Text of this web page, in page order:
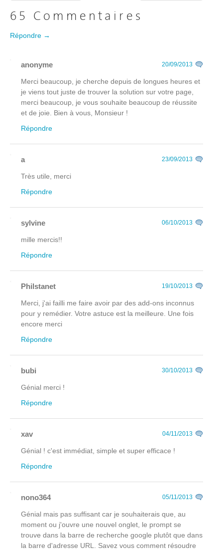
65 Commentaires
Répondre →
anonyme 20/09/2013
Merci beaucoup, je cherche depuis de longues heures et
je viens tout juste de trouver la solution sur votre page,
merci beaucoup, je vous souhaite beaucoup de réussite
et de joie. Bien à vous, Monsieur !
Répondre
a 23/09/2013
Très utile, merci
Répondre
sylvine 06/10/2013
mille mercis!!
Répondre
Philstanet 19/10/2013
Merci, j'ai failli me faire avoir par des add-ons inconnus
pour y remédier. Votre astuce est la meilleure. Une fois
encore merci
Répondre
bubi 30/10/2013
Génial merci !
Répondre
xav 04/11/2013
Génial ! c'est immédiat, simple et super efficace !
Répondre
nono364 05/11/2013
Génial mais pas suffisant car je souhaiterais que, au
moment ou j'ouvre une nouvel onglet, le prompt se
trouve dans la barre de recherche google plutôt que dans
la barre d'adresse URL. Savez vous comment résoudre